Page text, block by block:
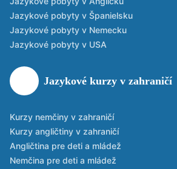
Jazykové pobyty v Španielsku
Jazykové pobyty v Nemecku
Jazykové pobyty v USA
Jazykové kurzy v zahraničí
Kurzy nemčiny v zahraničí
Kurzy angličtiny v zahraničí
Angličtina pre deti a mládež
Nemčina pre deti a mládež